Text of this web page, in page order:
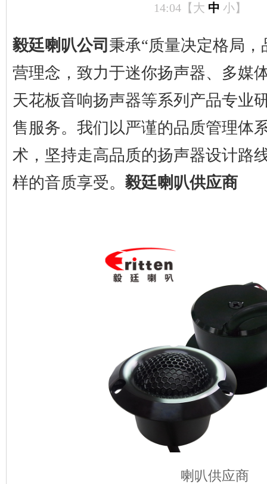
14:04【 大 中 小】
毅廷喇叭公司 秉承“质量决定格局
营理念，致力于迷你扬声器、多媒
天花板音响扬声器等系列产品专业
售服务。我们以严谨的品质管理体
术，坚持走高品质的扬声器设计路
样的音质享受。 毅廷喇叭供应商
喇叭供应商